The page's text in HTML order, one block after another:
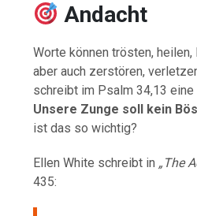
Andacht
Worte können trösten,
aber auch zerstören,
schreibt im Psalm 34,13
Unsere Zunge soll kein
ist das so wichtig?
Ellen White schreibt in „The
435: